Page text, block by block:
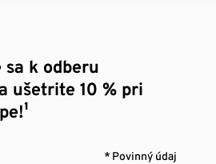
k odberu
ušetrite 10 % pri
* Povinný údaj